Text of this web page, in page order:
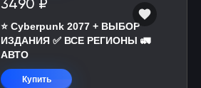
3490 ₽
⭐ Cyberpunk 2077 + ВЫБОР
ИЗДАНИЯ ✅ ВСЕ РЕГИОНЫ 🚛
АВТО
Купить